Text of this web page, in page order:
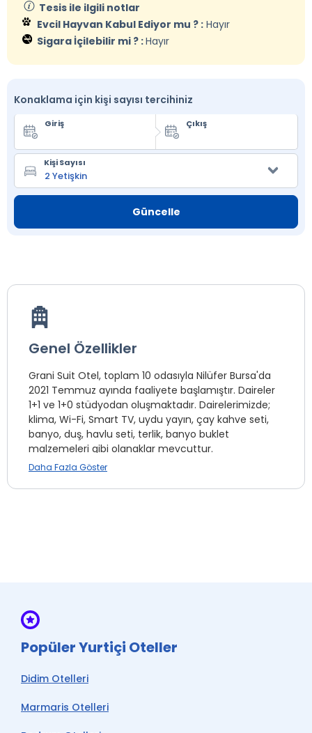
Tesis ile ilgili notlar
Evcil Hayvan Kabul Ediyor mu ? : Hayır
Sigara İçilebilir mi ? :Hayır
Konaklama için kişi sayısı tercihiniz
Giriş Çıkış
Kişi Sayısı
Güncelle
Genel Özellikler
Grani Suit Otel, toplam 10 odasıyla Nilüfer Bursa'da
2021 Temmuz ayında faaliyete başlamıştır. Daireler
1+1 ve 1+0 stüdyodan oluşmaktadır. Dairelerimizde;
klima, Wi-Fi, Smart TV, uydu yayın, çay kahve seti,
banyo, duş, havlu seti, terlik, banyo buklet
malzemeleri gibi olanaklar mevcuttur.
İnternet
Araç Kiralama *
Kuru Temizleme *
Transfer Hizmeti *
Wi-fi
Ön Büro
Daha Fazla Göster
Popüler Yurtiçi Oteller
Didim Otelleri
Marmaris Otelleri